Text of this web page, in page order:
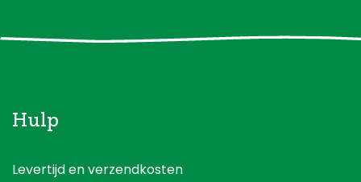
Hulp
Levertijd en verzendkosten